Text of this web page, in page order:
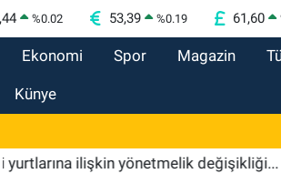
%0.02 53,39 %0.19 61,60
Ekonomi Spor Magazin
Künye
ilişkin yönetmelik değişikliği... Geçiş